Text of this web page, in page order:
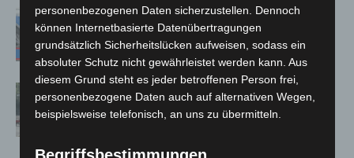
Mann läuft mit Hockeyschläger über
A7 – Polizei sucht Zeugen
Gasleitung bei McDonald’s-Umbau in
Langenhagen beschädigt
personenbezogenen Daten sicherzustellen. Dennoch
können Internetbasierte Datenübertragungen
grundsätzlich Sicherheitslücken aufweisen, sodass ein
absoluter Schutz nicht gewährleistet werden kann. Aus
diesem Grund steht es jeder betroffenen Person frei,
personenbezogene Daten auch auf alternativen Wegen,
beispielsweise telefonisch, an uns zu übermitteln.
Begriffsbestimmungen